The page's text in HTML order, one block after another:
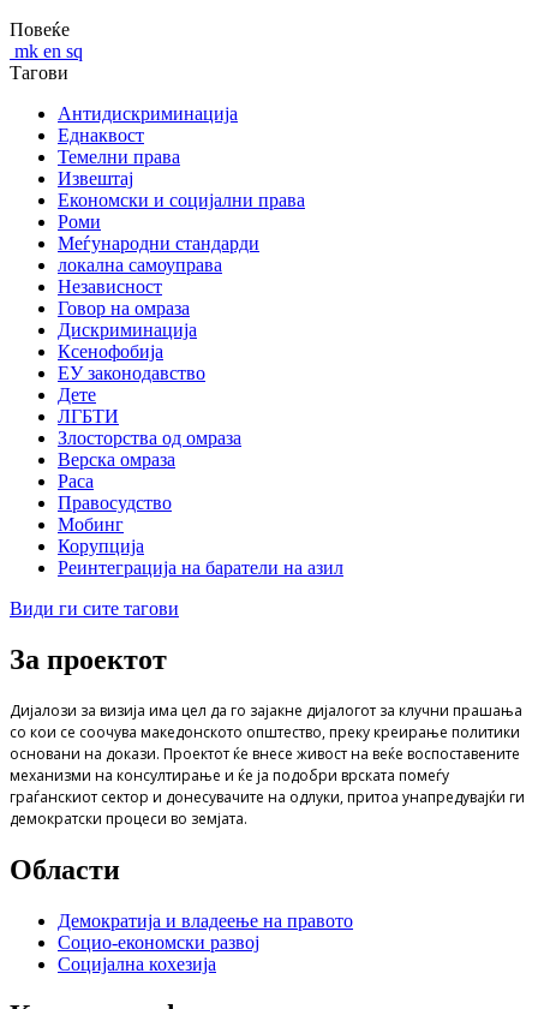
Повеќе
mk en sq
Тагови
Антидискриминација
Еднаквост
Темелни права
Извештај
Економски и социјални права
Роми
Меѓународни стандарди
локална самоуправа
Независност
Говор на омраза
Дискриминација
Ксенофобија
ЕУ законодавство
Дете
ЛГБТИ
Злосторства од омраза
Верска омраза
Раса
Правосудство
Мобинг
Корупција
Реинтеграција на баратели на азил
Види ги сите тагови
За проектот
Дијалози за визија има цел да го зајакне дијалогот за клучни прашања
со кои се соочува македонското општество, преку креирање политики
основани на докази. Проектот ќе внесе живост на веќе воспоставените
механизми на консултирање и ќе ја подобри врската помеѓу
граѓанскиот сектор и донесувачите на одлуки, притоа унапредувајќи ги
демократски процеси во земјата.
Области
Демократија и владеење на правото
Социо-економски развој
Социјална кохезија